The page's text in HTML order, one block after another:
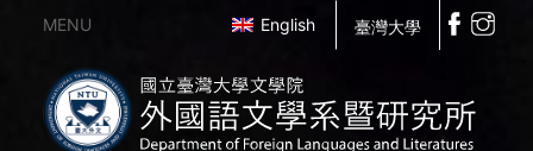
MENU English 臺灣大學